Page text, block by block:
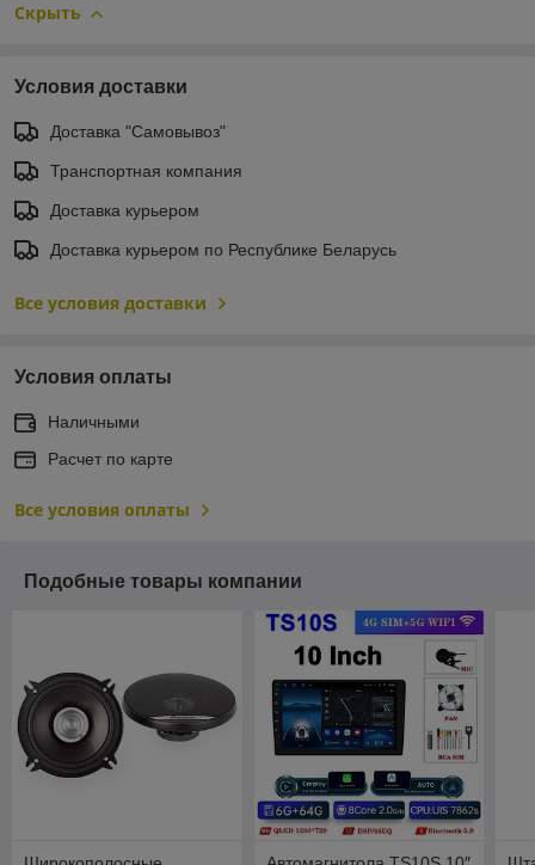
Скрыть
Условия доставки
Доставка "Самовывоз"
Транспортная компания
Доставка курьером
Доставка курьером по Республике Беларусь
Все условия доставки
Условия оплаты
Наличными
Расчет по карте
Все условия оплаты
Подобные товары компании